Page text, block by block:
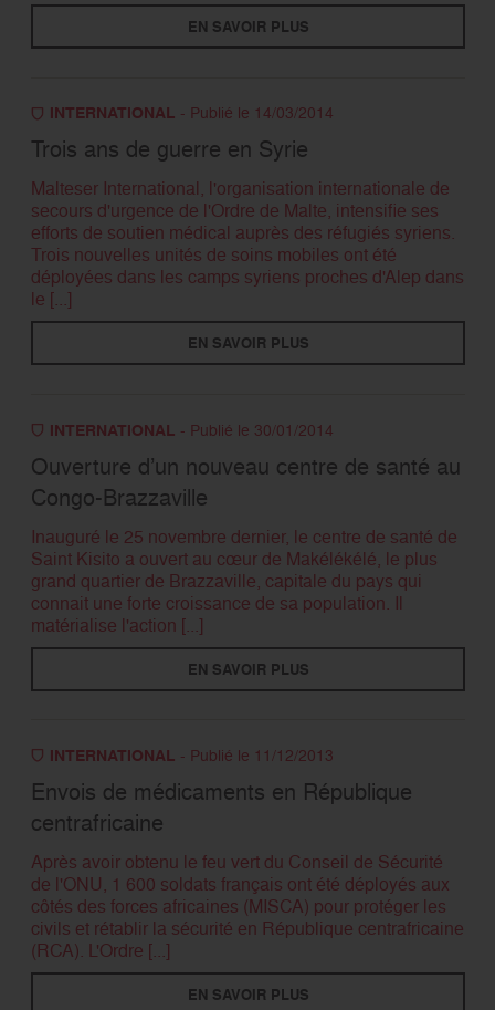
EN SAVOIR PLUS
INTERNATIONAL - Publié le 14/03/2014
Trois ans de guerre en Syrie
Malteser International, l'organisation internationale de
secours d'urgence de l'Ordre de Malte, intensifie ses
efforts de soutien médical auprès des réfugiés syriens.
Trois nouvelles unités de soins mobiles ont été
déployées dans les camps syriens proches d'Alep dans
le [...]
EN SAVOIR PLUS
INTERNATIONAL - Publié le 30/01/2014
Ouverture d’un nouveau centre de santé au
Congo-Brazzaville
Inauguré le 25 novembre dernier, le centre de santé de
Saint Kisito a ouvert au cœur de Makélékélé, le plus
grand quartier de Brazzaville, capitale du pays qui
connait une forte croissance de sa population. Il
matérialise l'action [...]
EN SAVOIR PLUS
INTERNATIONAL - Publié le 11/12/2013
Envois de médicaments en République
centrafricaine
Après avoir obtenu le feu vert du Conseil de Sécurité
de l'ONU, 1 600 soldats français ont été déployés aux
côtés des forces africaines (MISCA) pour protéger les
civils et rétablir la sécurité en République centrafricaine
(RCA). L'Ordre [...]
EN SAVOIR PLUS